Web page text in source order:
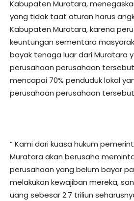
Kabupaten Muratara,
yang tidak taat aturan harus
Kabupaten Muratara, karena
keuntungan sementara
bayak tenaga luar dari Muratara
perusahaan perusahaan
mencapai 70% penduduk lokal
perusahaan perusahaan tersebut
” Kami dari kuasa hukum
Muratara akan berusaha
perusahaan yang belum bayar
melakukan kewajiban mereka,
uang sebesar 2.7 triliun